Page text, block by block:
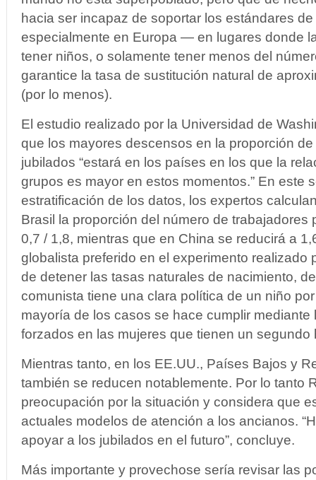
hacia ser incapaz de soportar los estándares
especialmente en Europa — en lugares donde
tener niños, o solamente tener menos del
garantice la tasa de sustitución natural de
(por lo menos).
El estudio realizado por la Universidad de
que los mayores descensos en la proporción
jubilados “estará en los países en los que la
grupos es mayor en estos momentos.” En este
estratificación de los datos, los expertos
Brasil la proporción del número de trabajadores
0,7 / 1,8, mientras que en China se reducirá a
globalista preferido en el experimento realizado
de detener las tasas naturales de nacimiento,
comunista tiene una clara política de un niño
mayoría de los casos se hace cumplir
forzados en las mujeres que tienen un segundo
Mientras tanto, en los EE.UU., Países Bajos y
también se reducen notablemente. Por lo tanto
preocupación por la situación y considera que
actuales modelos de atención a los ancianos.
apoyar a los jubilados en el futuro”, concluye.
Más importante y provechose sería revisar las